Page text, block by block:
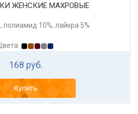
ЖЕНСКИЕ МАХРОВЫЕ
полиамид 10%, лайкра 5%
168 руб.
Купить